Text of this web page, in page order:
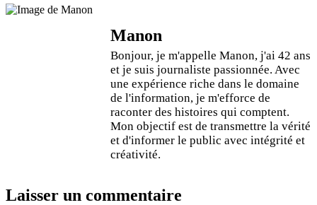
Manon
Bonjour, je m'appelle Manon, j'ai 42 ans
et je suis journaliste passionnée. Avec
une expérience riche dans le domaine
de l'information, je m'efforce de
raconter des histoires qui comptent.
Mon objectif est de transmettre la vérité
et d'informer le public avec intégrité et
créativité.
Laisser un commentaire